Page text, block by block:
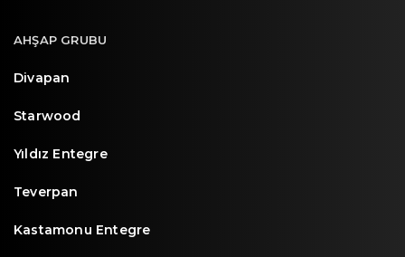
AHŞAP GRUBU
Divapan
Starwood
Yıldız Entegre
Teverpan
Kastamonu Entegre